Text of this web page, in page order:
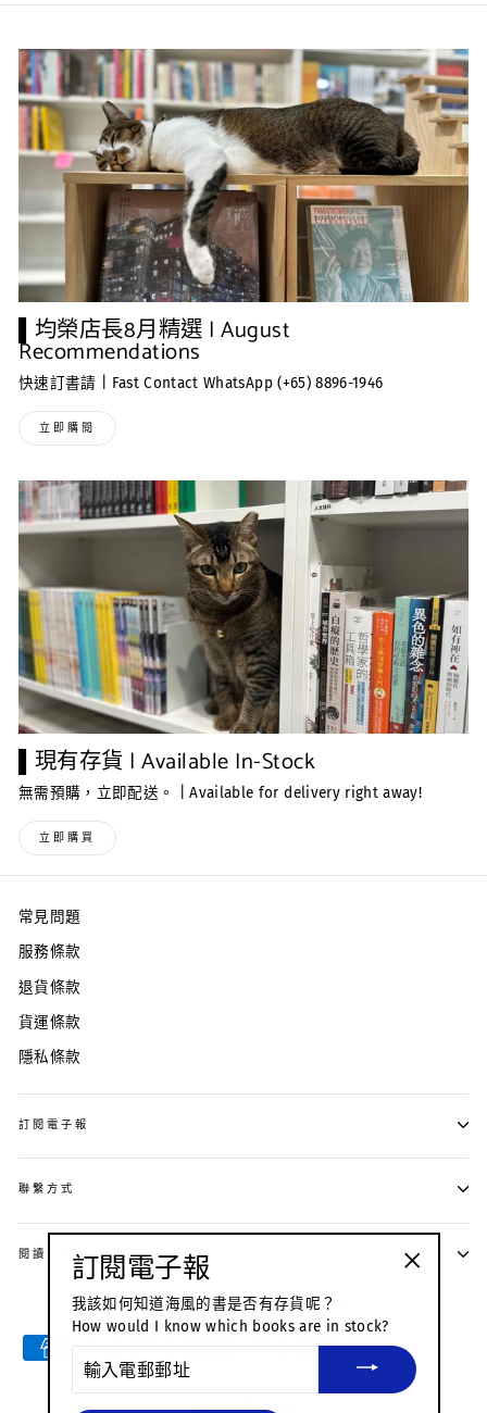
▌均榮店長8月精選 | August
Recommendations
快速訂書請 | Fast Contact WhatsApp (+65) 8896-1946
立即購閱
▌現有存貨 | Available In-Stock
無需預購，立即配送。 | Available for delivery right away!
立即購買
常見問題
服務條款
退貨條款
貨運條款
隱私條款
訂閱電子報
聯繫方式
閱讀 · 生活 · 人文
語
言
繁體中文 貨
幣
SGD $
訂閱電子報
我該如何知道海風的書是否有存貨呢？
How would I know which books are in stock?
入
esc
鍵）"